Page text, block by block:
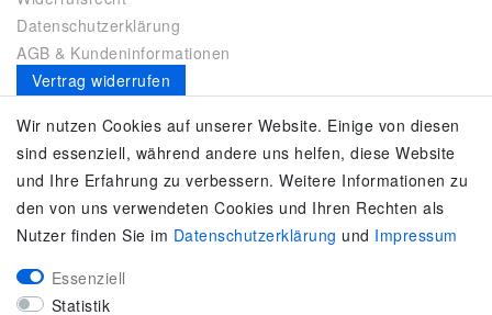
Datenschutzerklärung
AGB & Kundeninformationen
Vertrag widerrufen
Es gilt unsereDatenschutzerklärung
SERVICE
Kontakt
Zahlung & Versand
Umtausch / Rückgabe
Größenberater
Wir nutzen Cookies auf unserer Website. Einige von diesen
sind essenziell, während andere uns helfen, diese Website
und Ihre Erfahrung zu verbessern. Weitere Informationen zu
den von uns verwendeten Cookies und Ihren Rechten als
Nutzer finden Sie im Daten­schutz­erklärung und Impressum
Essenziell
Statistik